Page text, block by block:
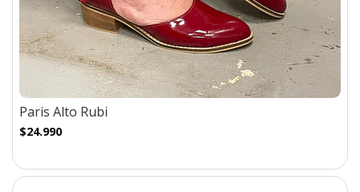
Paris Alto Rubi
$24.990